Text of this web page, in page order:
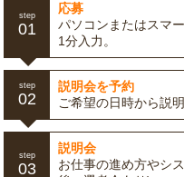
step
01
応募
パソコンまたはスマ
1分入力。
step
02
説明会を予約
ご希望の日時から説
step
03
説明会
お仕事の進め方やシ